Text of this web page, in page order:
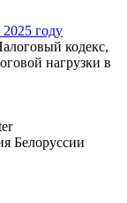
2025 году
кодекс,
нагрузки в
Белоруссии